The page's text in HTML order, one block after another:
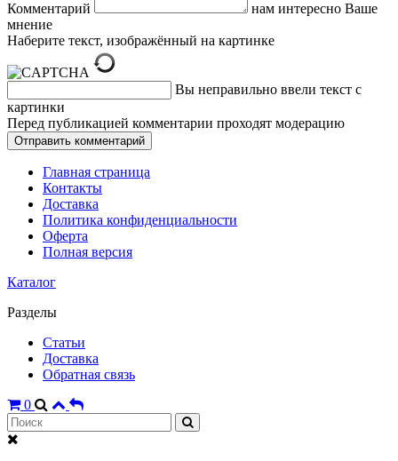
Комментарий
нам интересно Ваше
мнение
Наберите текст, изображённый на картинке
Вы неправильно ввели текст с
картинки
Перед публикацией комментарии проходят модерацию
Главная страница
Контакты
Доставка
Политика конфиденциальности
Оферта
Полная версия
Каталог
Разделы
Статьи
Доставка
Обратная связь
0